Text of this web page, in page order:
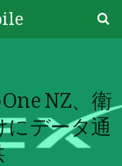
NZ、衛
にデータ通